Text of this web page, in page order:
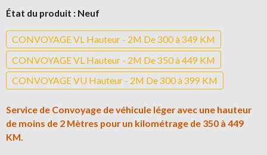
État du produit : Neuf
CONVOYAGE VL Hauteur - 2M De 300 à 349 KM
CONVOYAGE VL Hauteur - 2M De 350 à 449 KM
CONVOYAGE VU Hauteur - 2M De 300 à 399 KM
Service de Convoyage de véhicule léger avec une hauteur
de moins de 2 Mètres pour un kilométrage de 350 à 449
KM.